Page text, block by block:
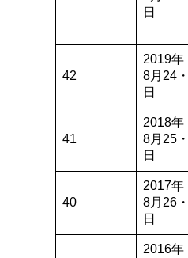
日
42
2019年
8月24
日
41
2018年
8月25
日
40
2017年
8月26
日
2016年